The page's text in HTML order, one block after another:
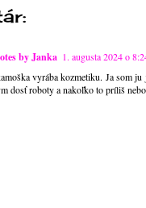
by Janka 1. augusta 2024 o
vyrába kozmetiku. Ja som
dosť roboty a nakoľko to príliš